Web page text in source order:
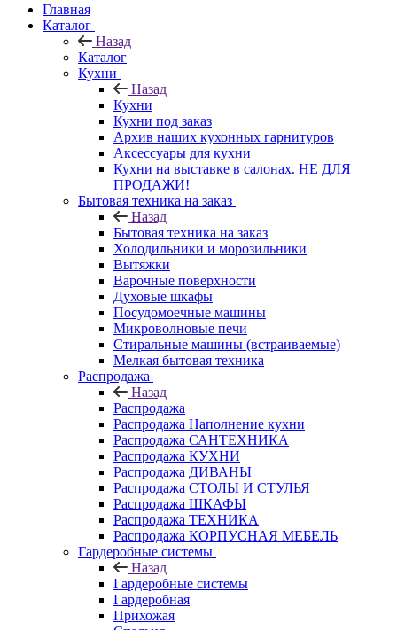
Главная
Каталог
Назад
Каталог
Кухни
Назад
Кухни
Кухни под заказ
Архив наших кухонных гарнитуров
Аксессуары для кухни
Кухни на выставке в салонах. НЕ ДЛЯ
ПРОДАЖИ!
Бытовая техника на заказ
Назад
Бытовая техника на заказ
Холодильники и морозильники
Вытяжки
Варочные поверхности
Духовые шкафы
Посудомоечные машины
Микроволновые печи
Стиральные машины (встраиваемые)
Мелкая бытовая техника
Распродажа
Назад
Распродажа
Распродажа Наполнение кухни
Распродажа САНТЕХНИКА
Распродажа КУХНИ
Распродажа ДИВАНЫ
Распродажа СТОЛЫ И СТУЛЬЯ
Распродажа ШКАФЫ
Распродажа ТЕХНИКА
Распродажа КОРПУСНАЯ МЕБЕЛЬ
Гардеробные системы
Назад
Гардеробные системы
Гардеробная
Прихожая